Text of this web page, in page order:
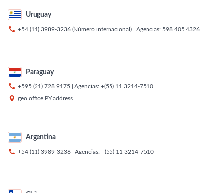
Uruguay
 +54 (11) 3989-3236 (Número internacional) | Agencias: 598 405 4326
Paraguay
 +595 (21) 728 9175 | Agencias: +(55) 11 3214-7510
 geo.office.PY.address
Argentina
 +54 (11) 3989-3236 | Agencias: +(55) 11 3214-7510